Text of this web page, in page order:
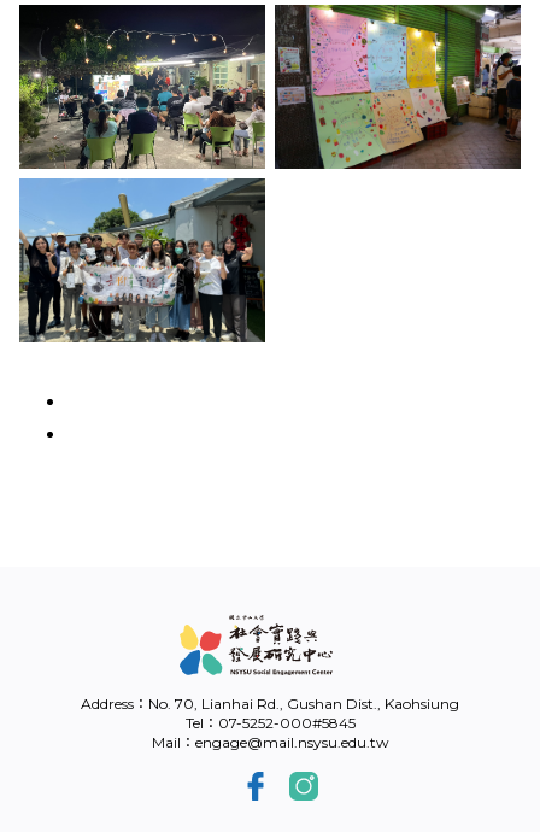
Address：No. 70, Lianhai Rd., Gushan Dist., Kaohsiung
Tel：07-5252-000#5845
Mail：engage@mail.nsysu.edu.tw